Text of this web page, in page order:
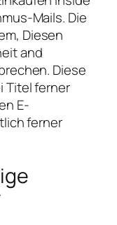
Mails. Die
Diesen
and
Diese
Titel ferner
E-
ferner